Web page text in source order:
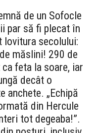
de un Sofocle
par să fi plecat în
lovitura secolului:
măslini! 290 de
feta la soare, iar
decât o
anchete. „Echipă
din Hercule
tot degeaba!”.